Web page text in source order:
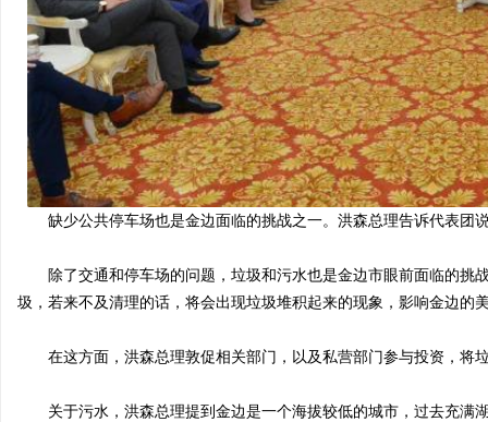
缺少公共停车场也是金边面临的挑战之一。洪森总理告诉代表团
除了交通和停车场的问题，垃圾和污水也是金边市眼前面临的挑
圾，若来不及清理的话，将会出现垃圾堆积起来的现象，影响金边的
在这方面，洪森总理敦促相关部门，以及私营部门参与投资，将
关于污水，洪森总理提到金边是一个海拔较低的城市，过去充满